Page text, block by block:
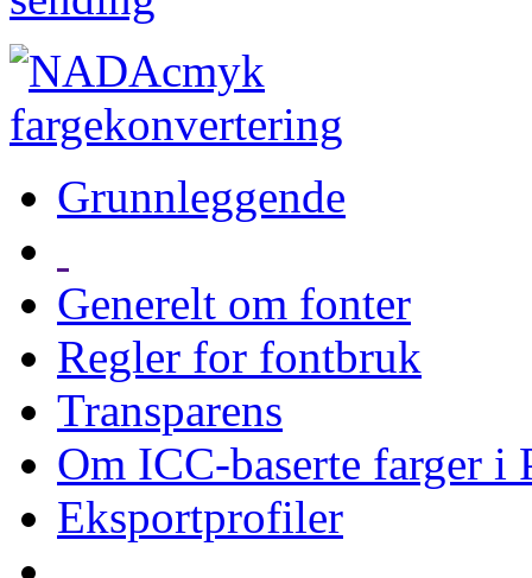
Grunnleggende
Generelt om fonter
Regler for fontbruk
Transparens
Om ICC-baserte farger i
Eksportprofiler